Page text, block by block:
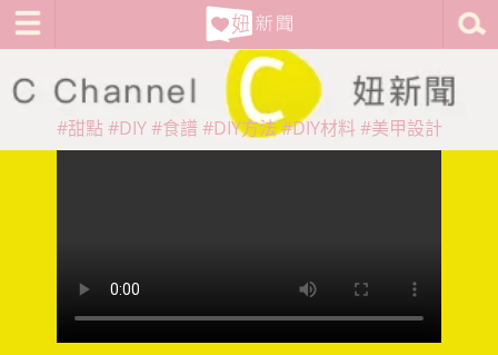
#甜點 #DIY #食譜 #DIY方法#DIY材料 #美甲設計